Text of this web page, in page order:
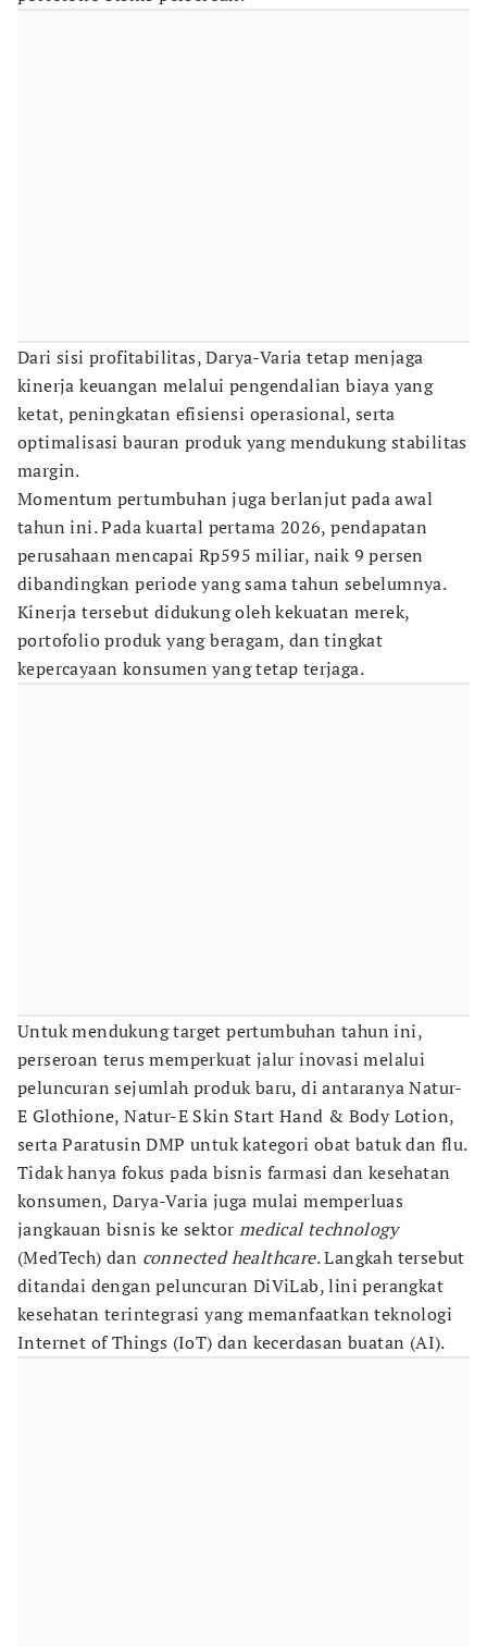
Dari sisi profitabilitas, Darya-Varia tetap menjaga
kinerja keuangan melalui pengendalian biaya yang
ketat, peningkatan efisiensi operasional, serta
optimalisasi bauran produk yang mendukung stabilitas
margin.
Momentum pertumbuhan juga berlanjut pada awal
tahun ini. Pada kuartal pertama 2026, pendapatan
perusahaan mencapai Rp595 miliar, naik 9 persen
dibandingkan periode yang sama tahun sebelumnya.
Kinerja tersebut didukung oleh kekuatan merek,
portofolio produk yang beragam, dan tingkat
kepercayaan konsumen yang tetap terjaga.
Untuk mendukung target pertumbuhan tahun ini,
perseroan terus memperkuat jalur inovasi melalui
peluncuran sejumlah produk baru, di antaranya Natur-
E Glothione, Natur-E Skin Start Hand & Body Lotion,
serta Paratusin DMP untuk kategori obat batuk dan flu.
Tidak hanya fokus pada bisnis farmasi dan kesehatan
konsumen, Darya-Varia juga mulai memperluas
jangkauan bisnis ke sektor medical technology
(MedTech) dan connected healthcare. Langkah tersebut
ditandai dengan peluncuran DiViLab, lini perangkat
kesehatan terintegrasi yang memanfaatkan teknologi
Internet of Things (IoT) dan kecerdasan buatan (AI).